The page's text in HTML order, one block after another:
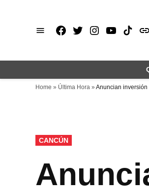
Facebook
X Instagram
Youtube
TikTok
Home » Última Hora » Anuncian inversión
PUBLICADO
EN
CANCÚN